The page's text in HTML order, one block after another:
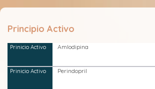
Principio Activo
Amlodipina
Perindopril